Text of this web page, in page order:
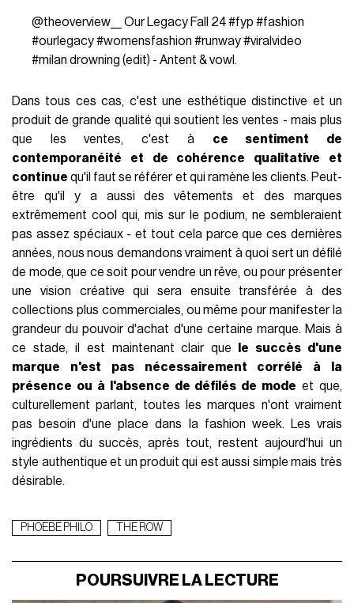
@theoverview__ Our Legacy Fall 24#fyp #fashion
#ourlegacy#womensfashion #runway#viralvideo
#milan drowning (edit) - Antent & vowl.
Dans tous ces cas, c'est une esthétique distinctive et un
produit de grande qualité qui soutient les ventes - mais plus
que les ventes, c'est à ce sentiment de
contemporanéité et de cohérence qualitative et
continue qu'il faut se référer et qui ramène les clients. Peut-
être qu'il y a aussi des vêtements et des marques
extrêmement cool qui, mis sur le podium, ne sembleraient
pas assez spéciaux - et tout cela parce que ces dernières
années, nous nous demandons vraiment à quoi sert un défilé
de mode, que ce soit pour vendre un rêve, ou pour présenter
une vision créative qui sera ensuite transférée à des
collections plus commerciales, ou même pour manifester la
grandeur du pouvoir d'achat d'une certaine marque. Mais à
ce stade, il est maintenant clair que le succès d'une
marque n'est pas nécessairement corrélé à la
présence ou à l'absence de défilés de mode et que,
culturellement parlant, toutes les marques n'ont vraiment
pas besoin d'une place dans la fashion week. Les vrais
ingrédients du succès, après tout, restent aujourd'hui un
style authentique et un produit qui est aussi simple mais très
désirable.
PHOEBE PHILO THE ROW
POURSUIVRE LA LECTURE